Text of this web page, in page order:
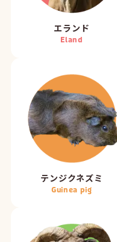
エランド
Eland
テンジクネズミ
Guinea pig